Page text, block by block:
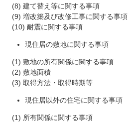
(8) 建て替え等に関する事項
(9) 増改築及び改修工事に関する事項
(10) 耐震に関する事項
現住居の敷地に関する事項
(1) 敷地の所有関係に関する事項
(2) 敷地面積
(3) 取得方法・取得時期等
現住居以外の住宅に関する事項
(1) 所有関係に関する事項